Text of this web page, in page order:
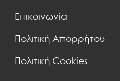
Επικοινωνία
Πολιτική Απορρήτου
Πολιτική Cookies